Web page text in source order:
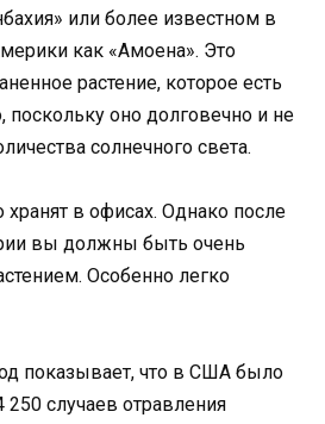
или более известном в
как «Амоена». Это
растение, которое есть
поскольку оно долговечно и не
солнечного света.
хранят в офисах. Однако после
вы должны быть очень
Особенно легко
показывает, что в США было
250 случаев отравления